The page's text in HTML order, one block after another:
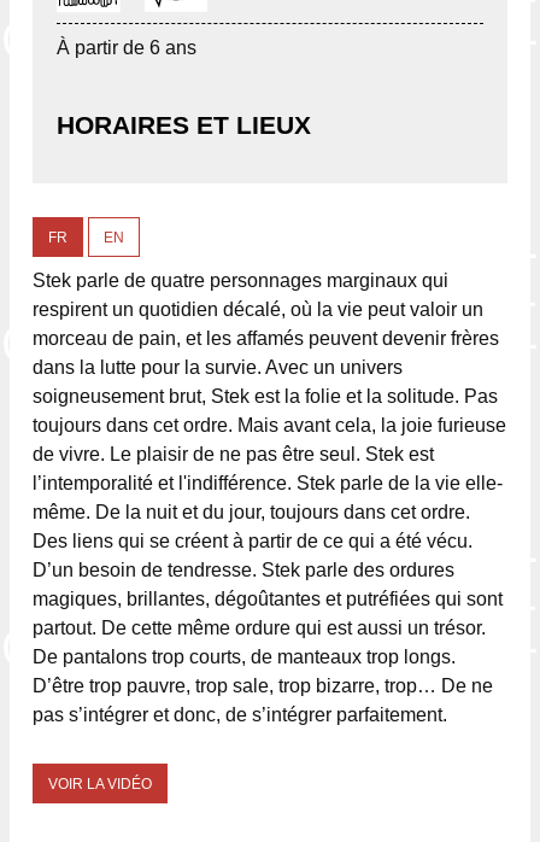
À partir de 6 ans
HORAIRES ET LIEUX
FR EN
Stek parle de quatre personnages marginaux qui
respirent un quotidien décalé, où la vie peut valoir un
morceau de pain, et les affamés peuvent devenir frères
dans la lutte pour la survie. Avec un univers
soigneusement brut, Stek est la folie et la solitude. Pas
toujours dans cet ordre. Mais avant cela, la joie furieuse
de vivre. Le plaisir de ne pas être seul. Stek est
l’intemporalité et l'indifférence. Stek parle de la vie elle-
même. De la nuit et du jour, toujours dans cet ordre.
Des liens qui se créent à partir de ce qui a été vécu.
D’un besoin de tendresse. Stek parle des ordures
magiques, brillantes, dégoûtantes et putréfiées qui sont
partout. De cette même ordure qui est aussi un trésor.
De pantalons trop courts, de manteaux trop longs.
D’être trop pauvre, trop sale, trop bizarre, trop… De ne
pas s’intégrer et donc, de s’intégrer parfaitement.
VOIR LA VIDÉO